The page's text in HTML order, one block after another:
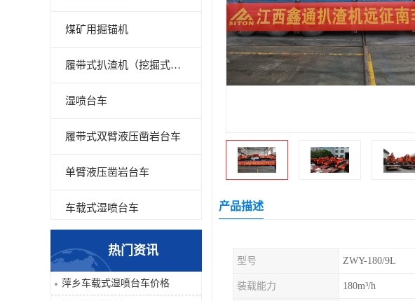
煤矿用掘锚机
履带式扒渣机（挖掘式装载机）
湿喷台车
履带式双臂液压凿岩台车
单臂液压凿岩台车
车载式湿喷台车
多臂凿岩台车
单臂凿岩台车系列
热门资讯
萍乡车载式湿喷台车价格
产品描述
型号 ZWY-180/9L
装载能力 180m³/h